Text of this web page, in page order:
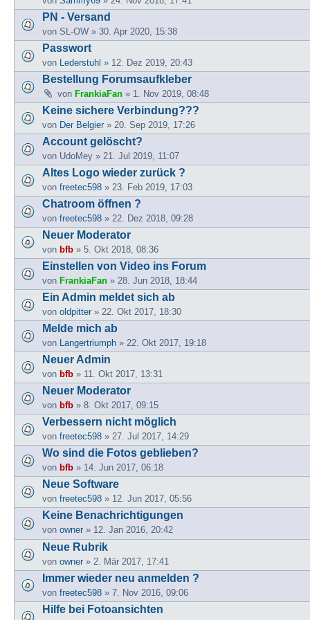
PN - Versand
von SL-OW » 30. Apr 2020, 15:38
Passwort
von Lederstuhl » 12. Dez 2019, 20:43
Bestellung Forumsaufkleber
von FrankiaFan » 1. Nov 2019, 08:48
Keine sichere Verbindung???
von Der Belgier » 20. Sep 2019, 17:26
Account gelöscht?
von UdoMey » 21. Jul 2019, 11:07
Altes Logo wieder zurück ?
von freetec598 » 23. Feb 2019, 17:03
Chatroom öffnen ?
von freetec598 » 22. Dez 2018, 09:28
Neuer Moderator
von bfb » 5. Okt 2018, 08:36
Einstellen von Video ins Forum
von FrankiaFan » 28. Jun 2018, 18:44
Ein Admin meldet sich ab
von oldpitter » 22. Okt 2017, 18:30
Melde mich ab
von Langertriumph » 22. Okt 2017, 19:18
Neuer Admin
von bfb » 11. Okt 2017, 13:31
Neuer Moderator
von bfb » 8. Okt 2017, 09:15
Verbessern nicht möglich
von freetec598 » 27. Jul 2017, 14:29
Wo sind die Fotos geblieben?
von bfb » 14. Jun 2017, 06:18
Neue Software
von freetec598 » 12. Jun 2017, 05:56
Keine Benachrichtigungen
von owner » 12. Jan 2016, 20:42
Neue Rubrik
von owner » 2. Mär 2017, 17:41
Immer wieder neu anmelden ?
von freetec598 » 7. Nov 2016, 09:06
Hilfe bei Fotoansichten